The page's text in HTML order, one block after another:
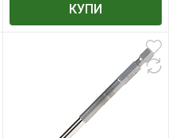
КУПИ